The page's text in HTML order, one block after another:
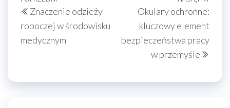
wpisu
wpisZnaczenie odzieży
roboczej w środowisku
medycznym
Okulary ochronne:
kluczowy element
bezpieczeństwa pracy
w przemyśle